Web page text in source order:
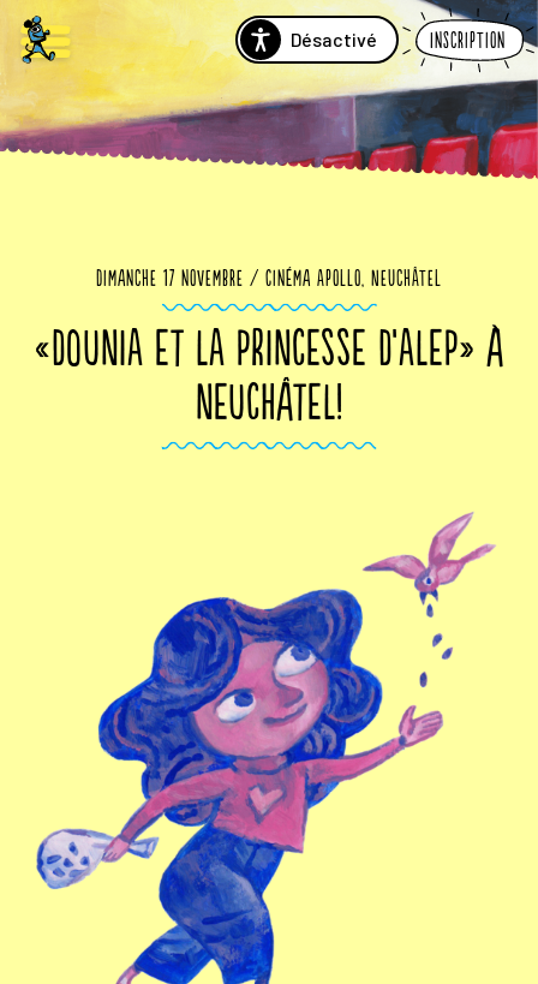
Désactivé Inscription
Dimanche 17 novembre / Cinéma Apollo, Neuchâtel
«DOUNIA ET LA PRINCESSE D’ALEP» À
NEUCHÂTEL!